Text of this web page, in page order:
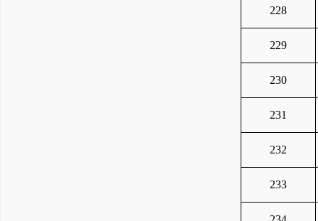
228
229
230
231
232
233